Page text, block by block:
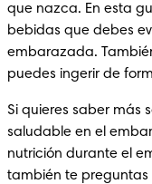
que nazca. En esta
bebidas que debes
embarazada.
puedes ingerir de
Si quieres saber más
saludable en el
nutrición durante el
también te